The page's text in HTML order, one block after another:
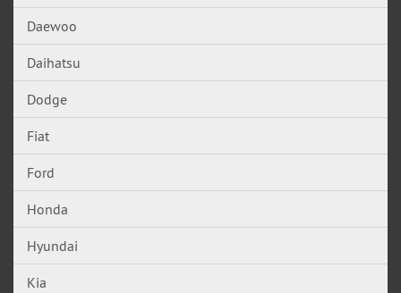
Daewoo
Daihatsu
Dodge
Fiat
Ford
Honda
Hyundai
Kia